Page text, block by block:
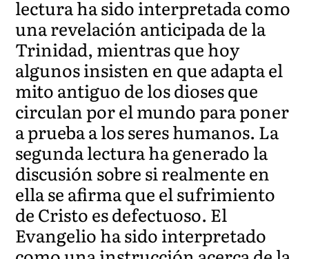
lectura ha sido interpretada como
una revelación anticipada de la
Trinidad, mientras que hoy
algunos insisten en que adapta el
mito antiguo de los dioses que
circulan por el mundo para poner
a prueba a los seres humanos. La
segunda lectura ha generado la
discusión sobre si realmente en
ella se afirma que el sufrimiento
de Cristo es defectuoso. El
Evangelio ha sido interpretado